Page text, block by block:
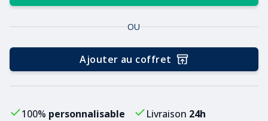
OU
Ajouter au coffret
100% personnalisable Livraison 24h